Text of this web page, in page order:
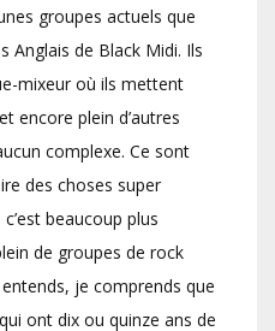
groupes actuels que
Anglais de Black Midi. Ils
mixeur où ils mettent
encore plein d’autres
complexe. Ce sont
des choses super
beaucoup plus
de groupes de rock
je comprends que
ont dix ou quinze ans de